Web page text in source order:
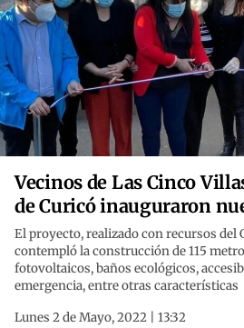
Vecinos de Las Cinco
de Curicó inauguraron
El proyecto, realizado con recursos del
contempló la construcción de 115
fotovoltaicos, baños ecológicos,
emergencia, entre otras características
Lunes 2 de Mayo, 2022 | 13:32